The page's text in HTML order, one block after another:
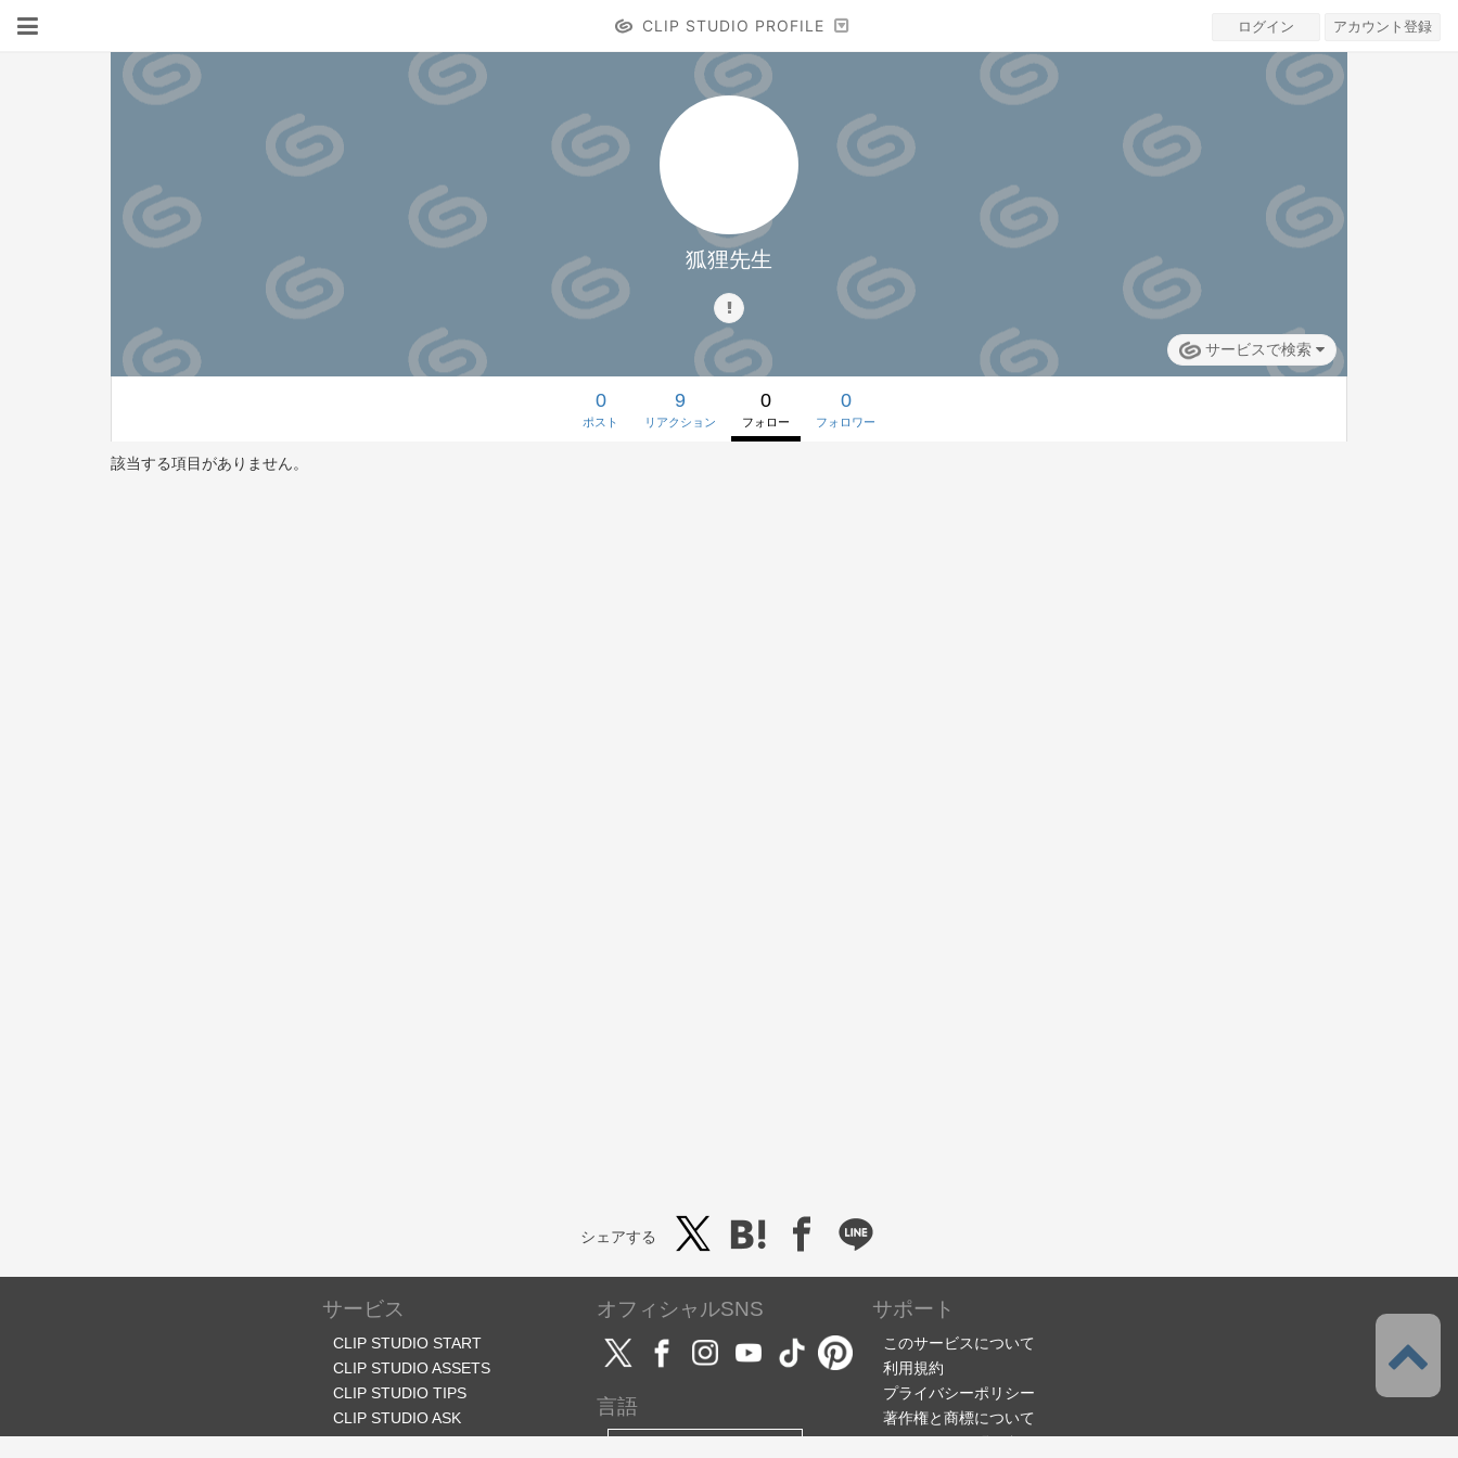
CLIP STUDIO PROFILE ログイン アカウント登録
狐狸先生
サービスで検索
0
ポスト
9
リアクション
0
フォロー
0
フォロワー
該当する項目がありません。
シェアする
サービス
CLIP STUDIO START
CLIP STUDIO ASSETS
CLIP STUDIO TIPS
CLIP STUDIO ASK
オフィシャルSNS
言語
サポート
このサービスについて
利用規約
プライバシーポリシー
著作権と商標について